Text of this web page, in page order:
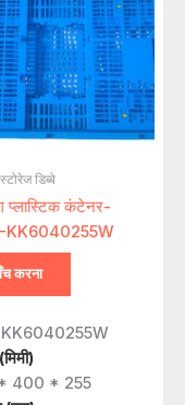
डिब्बे
प्लास्टिक कंटेनर-
KK6040255W
करना
400 * 255